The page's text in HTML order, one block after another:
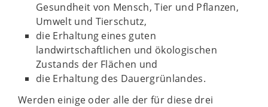
Gesundheit von Mensch, Tier und Pflanzen,
Umwelt und Tierschutz,
die Erhaltung eines guten
landwirtschaftlichen und ökologischen
Zustands der Flächen und
die Erhaltung des Dauergrünlandes.
Werden einige oder alle der für diese drei